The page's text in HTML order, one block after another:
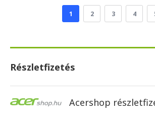
1 2 3 4
Részletfizetés
Acershop